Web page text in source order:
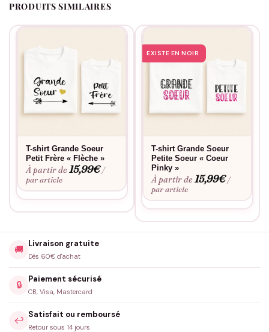
PRODUITS SIMILAIRES
T-shirt Grande Soeur
Petit Frère « Flèche »
À partir de15,99€ /
par article
EXISTE EN NOIR
T-shirt Grande Soeur
Petite Soeur « Coeur
Pinky »
À partir de15,99€ /
par article
🚚
Livraison gratuite
Dès 60€ d'achat
🔒
Paiement sécurisé
CB, Visa, Mastercard
↩️
Satisfait ou remboursé
Retour sous 14 jours